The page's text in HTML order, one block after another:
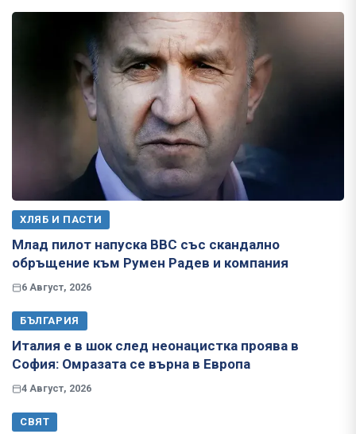
ХЛЯБ И ПАСТИ
Млад пилот напуска ВВС със скандално
обръщение към Румен Радев и компания
6 Август, 2026
БЪЛГАРИЯ
Италия е в шок след неонацистка проява в
София: Омразата се върна в Европа
4 Август, 2026
СВЯТ